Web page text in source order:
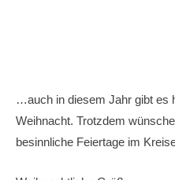
…auch in diesem Jahr gibt es
Weihnacht. Trotzdem
besinnliche Feiertage im